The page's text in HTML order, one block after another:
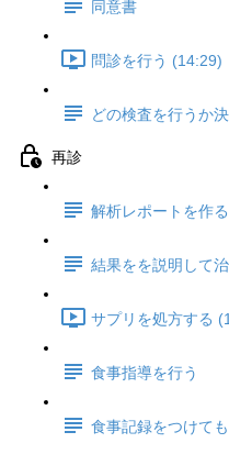
同意書
問診を行う (14:29)
どの検査を行うか
再診
解析レポートを作る
結果をを説明して
サプリを処方する
食事指導を行う
食事記録をつけて